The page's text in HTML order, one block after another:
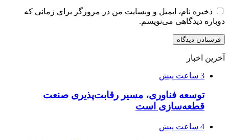
ذخیره نام، ایمیل و وبسایت من در مرورگر برای زمانی که
دوباره دیدگاهی می‌نویسم.
آخرین اخبار
3 ساعت پیش
توسعه فناوری، مسیر رقابت‌پذیری صنعت
قطعه‌سازی است
4 ساعت پیش